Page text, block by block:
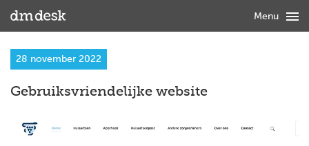
28 november 2022
Gebruiksvriendelijke website
Menu 